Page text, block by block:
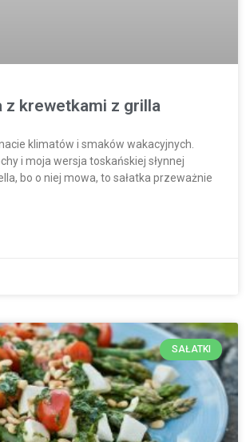
z krewetkami z grilla
klimatów i smaków wakacyjnych.
i moja wersja toskańskiej słynnej
bo o niej mowa, to sałatka przeważnie
SAŁATKI